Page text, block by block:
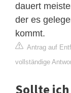
dauert
der es
kommt.
Antrag auf
vollständige
Sollte